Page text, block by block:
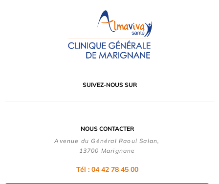
SUIVEZ-NOUS SUR
NOUS CONTACTER
Avenue du Général Raoul Salan,
13700 Marignane
Tél : 04 42 78 45 00